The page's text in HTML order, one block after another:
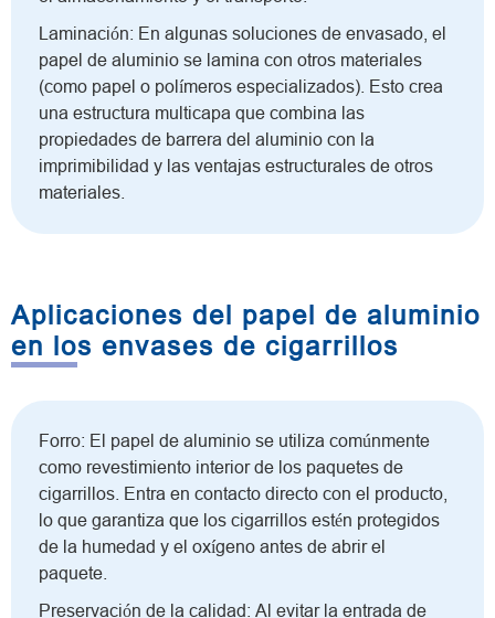
Laminación: En algunas soluciones de envasado, el
papel de aluminio se lamina con otros materiales
(como papel o polímeros especializados). Esto crea
una estructura multicapa que combina las
propiedades de barrera del aluminio con la
imprimibilidad y las ventajas estructurales de otros
materiales.
Aplicaciones del papel de aluminio
en los envases de cigarrillos
Forro: El papel de aluminio se utiliza comúnmente
como revestimiento interior de los paquetes de
cigarrillos. Entra en contacto directo con el producto,
lo que garantiza que los cigarrillos estén protegidos
de la humedad y el oxígeno antes de abrir el
paquete.
Preservación de la calidad: Al evitar la entrada de